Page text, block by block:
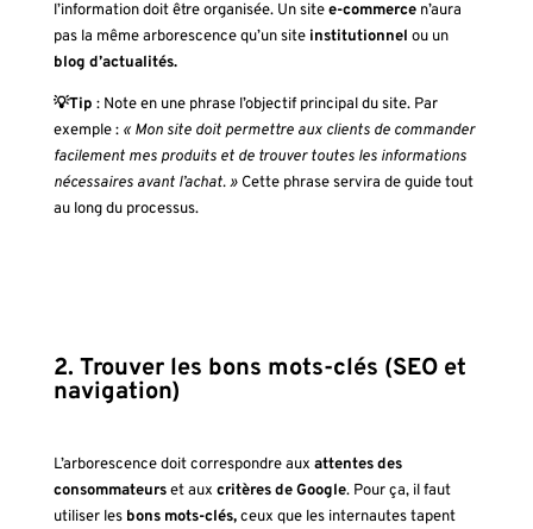
l’information doit être organisée. Un sitee-commerce n’aura
pas la même arborescence qu’un site institutionnel ou un
blog d’actualités.
💡Tip : Note en une phrase l’objectif principal du site. Par
exemple : « Mon site doit permettre aux clients de commander
facilement mes produits et de trouver toutes les informations
nécessaires avant l’achat. »Cette phrase servira de guide tout
au long du processus.
2. Trouver les bons mots-clés (SEO et
navigation)
L’arborescence doit correspondre aux attentes des
consommateurset aux critères de Google. Pour ça, il faut
utiliser les bons mots-clés,ceux que les internautes tapent